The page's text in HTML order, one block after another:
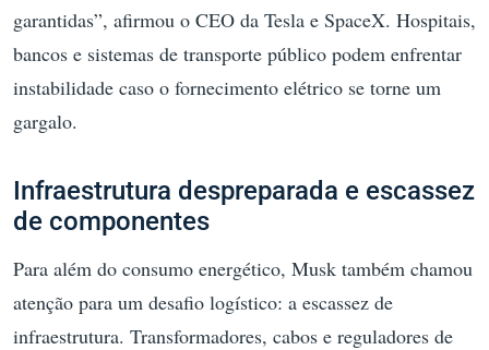
garantidas”, afirmou o CEO da Tesla e SpaceX. Hospitais,
bancos e sistemas de transporte público podem enfrentar
instabilidade caso o fornecimento elétrico se torne um
gargalo.
Infraestrutura despreparada e escassez
de componentes
Para além do consumo energético, Musk também chamou
atenção para um desafio logístico: a escassez de
infraestrutura. Transformadores, cabos e reguladores de